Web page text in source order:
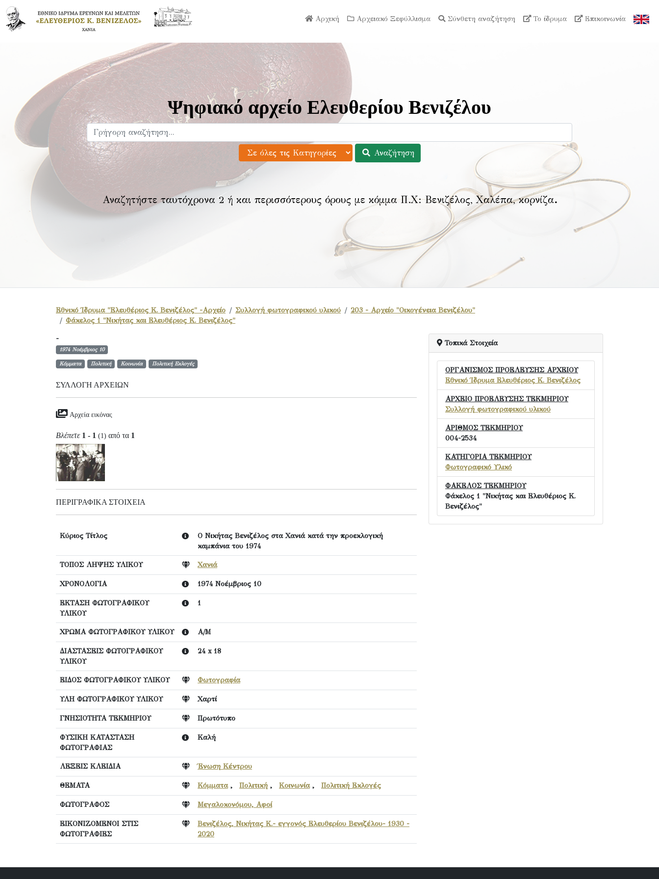
Αρχική Αρχειακό Ξεφύλλισμα Σύνθετη αναζήτηση Το ίδρυμα Επικοινωνία
Ψηφιακό αρχείο Ελευθερίου Βενιζέλου
Αναζήτηση
Αναζητήστε ταυτόχρονα 2 ή και περισσότερους όρους με κόμμα Π.Χ: Βενιζέλος, Χαλέπα, κορνίζα.
Εθνικό Ίδρυμα "Ελευθέριος Κ. Βενιζέλος" -Αρχείο Συλλογή φωτογραφικού υλικού
203 - Αρχείο "Οικογένεια Βενιζέλου"
Φάκελος 1 "Νικήτας και Ελευθέριος Κ. Βενιζέλος"
-
1974 Νοέμβριος 10
Κόμματα Πολιτική Κοινωνία Πολιτική Εκλογές
ΣΥΛΛΟΓΉ ΑΡΧΕΊΩΝ
Αρχεία εικόνας
Βλέπετε 1 - 1 (1) από τα 1
ΠΕΡΙΓΡΑΦΙΚΆ ΣΤΟΙΧΕΊΑ
Κύριος Τίτλος
Ο Νικήτας Βενιζέλος στα Χανιά κατά την προεκλογική
καμπάνια του 1974
ΤΟΠΟΣ ΛΗΨΗΣ ΥΛΙΚΟΥ Χανιά
ΧΡΟΝΟΛΟΓΙΑ 1974 Νοέμβριος 10
ΕΚΤΑΣΗ ΦΩΤΟΓΡΑΦΙΚΟΥ
ΥΛΙΚΟΥ
1
ΧΡΩΜΑ ΦΩΤΟΓΡΑΦΙΚΟΥ ΥΛΙΚΟΥ Α/Μ
ΔΙΑΣΤΑΣΕΙΣ ΦΩΤΟΓΡΑΦΙΚΟΥ
ΥΛΙΚΟΥ
24 x 18
ΕΙΔΟΣ ΦΩΤΟΓΡΑΦΙΚΟΥ ΥΛΙΚΟΥ Φωτογραφία
ΥΛΗ ΦΩΤΟΓΡΑΦΙΚΟΥ ΥΛΙΚΟΥ Χαρτί
ΓΝΗΣΙΟΤΗΤΑ ΤΕΚΜΗΡΙΟΥ Πρωτότυπο
ΦΥΣΙΚΗ ΚΑΤΑΣΤΑΣΗ
ΦΩΤΟΓΡΑΦΙΑΣ
Καλή
ΛΕΞΕΙΣ ΚΛΕΙΔΙΑ Ένωση Κέντρου
ΘΕΜΑΤΑ Κόμματα, Πολιτική , Κοινωνία, Πολιτική Εκλογές
ΦΩΤΟΓΡΑΦΟΣ Μεγαλοκονόμου, Αφοί
ΕΙΚΟΝΙΖΟΜΕΝΟΙ ΣΤΙΣ
ΦΩΤΟΓΡΑΦΙΕΣ
Βενιζέλος, Νικήτας Κ.- εγγονός Ελευθερίου Βενιζέλου- 1930 -
2020
Τοπικά Στοιχεία
ΟΡΓΑΝΙΣΜΟΣ ΠΡΟΕΛΕΥΣΗΣ ΑΡΧΕΙΟΥ
Εθνικό Ίδρυμα Ελευθέριος Κ. Βενιζέλος
ΑΡΧΕΙΟ ΠΡΟΕΛΕΥΣΗΣ ΤΕΚΜΗΡΙΟΥ
Συλλογή φωτογραφικού υλικού
ΑΡΙΘΜΟΣ ΤΕΚΜΗΡΙΟΥ
004-2534
ΚΑΤΗΓΟΡΙΑ ΤΕΚΜΗΡΙΟΥ
Φωτογραφικό Υλικό
ΦΑΚΕΛΟΣ ΤΕΚΜΗΡΙΟΥ
Φάκελος 1 "Νικήτας και Ελευθέριος Κ.
Βενιζέλος"